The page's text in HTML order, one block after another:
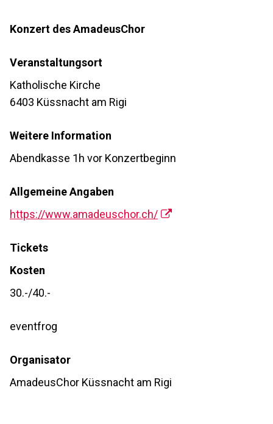
Konzert des AmadeusChor
Veranstaltungsort
Katholische Kirche
6403 Küssnacht am Rigi
Weitere Information
Abendkasse 1h vor Konzertbeginn
Allgemeine Angaben
https://www.amadeuschor.ch/
Tickets
Kosten
30.-/40.-
eventfrog
Organisator
AmadeusChor Küssnacht am Rigi